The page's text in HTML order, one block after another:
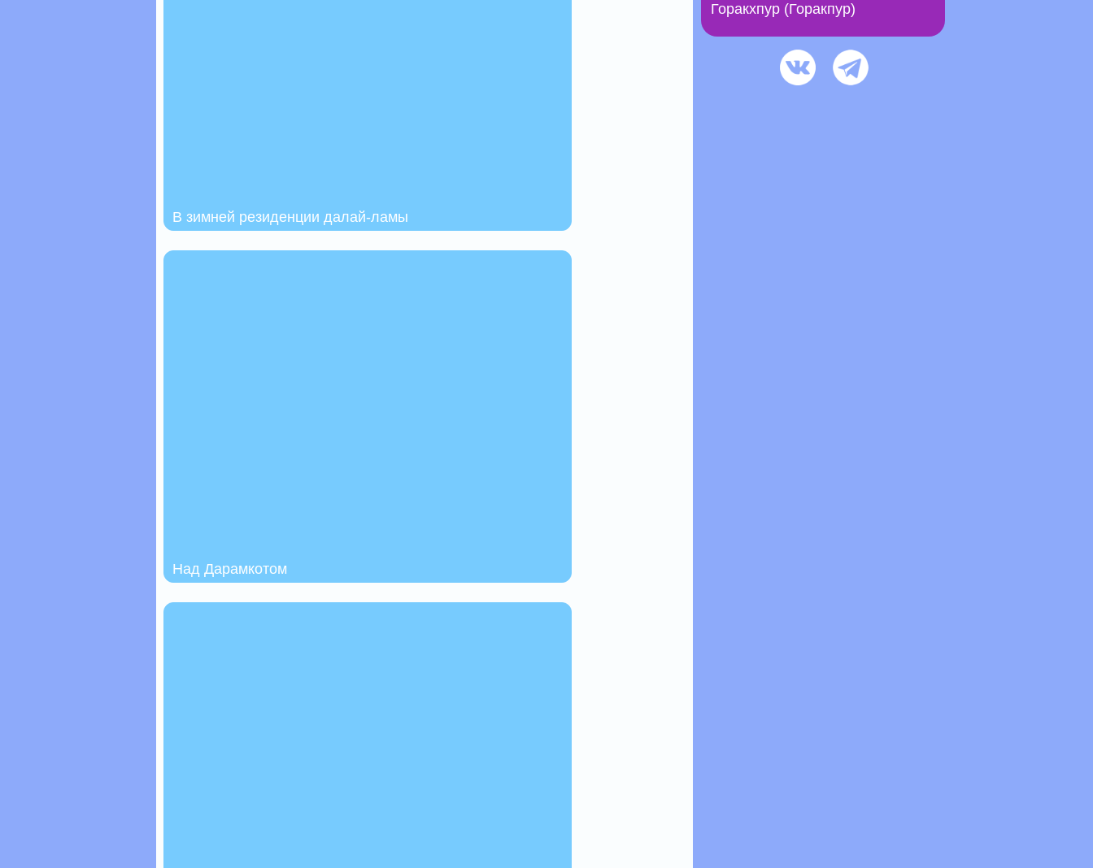
В зимней резиденции далай-ламы
Над Дарамкотом
Горакхпур (Горакпур)